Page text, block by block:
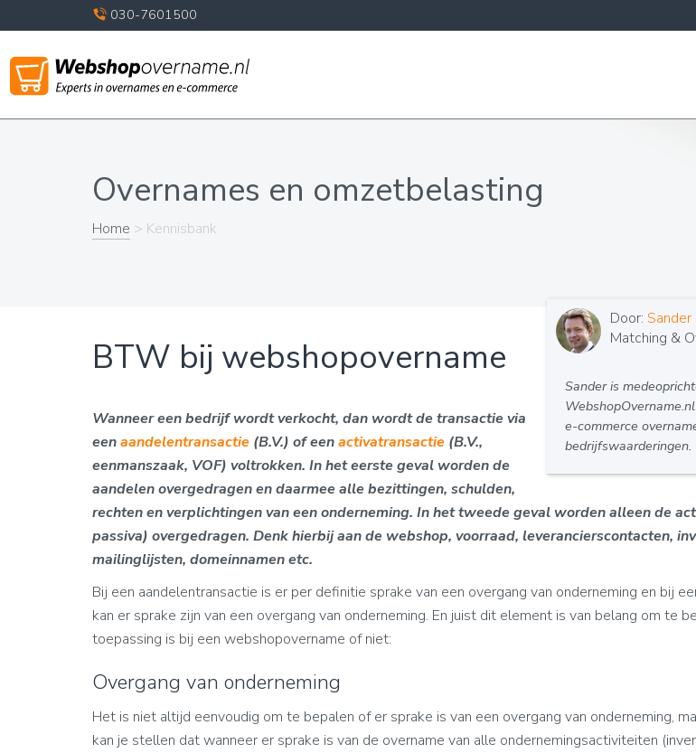
030-7601500
Overnames en omzetbelasting
Home > Kennisbank
Door:
Matching &
Sander is
e-commerce
bedrijfswaarderingen.
BTW bij webshopovername
Wanneer een bedrijf wordt verkocht, dan wordt de transactie via
eenaandelentransactie (B.V.) of eenactivatransactie (B.V.,
eenmanszaak, VOF) voltrokken. In het eerste geval worden de
aandelen overgedragen en daarmee alle bezittingen, schulden,
rechten en verplichtingen van een onderneming. In het tweede geval worden alleen de
passiva) overgedragen. Denk hierbij aan de webshop, voorraad, leverancierscontacten,
mailinglijsten, domeinnamen etc.
Bij een aandelentransactie is er per definitie sprake van een overgang van onderneming en bij
kan er sprake zijn van een overgang van onderneming. En juist dit element is van belang om te
toepassing is bij een webshopovername of niet:
Overgang van onderneming
Het is niet altijd eenvoudig om te bepalen of er sprake is van een overgang van onderneming,
kan je stellen dat wanneer er sprake is van de overname van alle ondernemingsactiviteiten